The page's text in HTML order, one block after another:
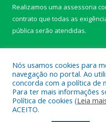
Realizamos uma assessoria
contrato que todas as
pública serão atendidas.
Todos os direitos
Nós usamos cookies para
navegação no portal. Ao
concorda com a política de
Para ter mais informações
Política de cookies (Leia
ACEITO.